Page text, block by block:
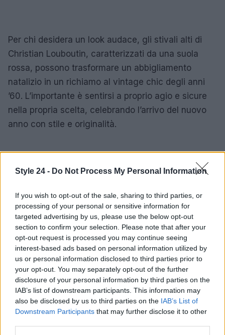
Style 24 - Do Not Process My Personal Information
If you wish to opt-out of the sale, sharing to third parties, or
processing of your personal or sensitive information for
targeted advertising by us, please use the below opt-out
section to confirm your selection. Please note that after your
opt-out request is processed you may continue seeing
interest-based ads based on personal information utilized by
us or personal information disclosed to third parties prior to
your opt-out. You may separately opt-out of the further
disclosure of your personal information by third parties on the
IAB’s list of downstream participants. This information may
also be disclosed by us to third parties on the IAB’s List of
Downstream Participants that may further disclose it to other
Per chi desidera un look audace, gli stivali alti di
Christian Louboutin, caratterizzati da una suola
rossa, possono trasformare un abbigliamento
natalizio in un richiamo al vintage chic degli anni
’60. L’importante è sentirsi a proprio agio e sicure
nella propria scelta, celebrando l’arrivo del nuovo
anno con stile e originalità.
Staff